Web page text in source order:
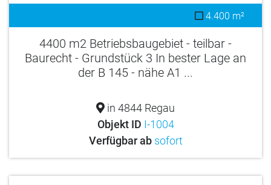
4.400 m²
4400 m2 Betriebsbaugebiet - teilbar -
Baurecht - Grundstück 3 In bester Lage an
der B 145 - nähe A1 ...
in 4844 Regau
Objekt ID I-1004
Verfügbar ab sofort